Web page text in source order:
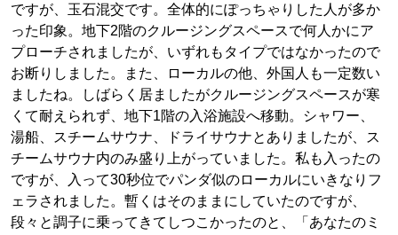
ですが、玉石混交です。全体的にぽっちゃりした人が多か
った印象。地下2階のクルージングスペースで何人かにア
プローチされましたが、いずれもタイプではなかったので
お断りしました。また、ローカルの他、外国人も一定数い
ましたね。しばらく居ましたがクルージングスペースが寒
くて耐えられず、地下1階の入浴施設へ移動。シャワー、
湯船、スチームサウナ、ドライサウナとありましたが、ス
チームサウナ内のみ盛り上がっていました。私も入ったの
ですが、入って30秒位でパンダ似のローカルにいきなりフ
ェラされました。暫くはそのままにしていたのですが、
段々と調子に乗ってきてしつこかったのと、「あなたのミ